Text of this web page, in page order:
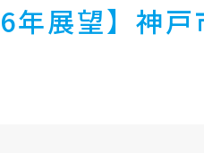
年展望】神